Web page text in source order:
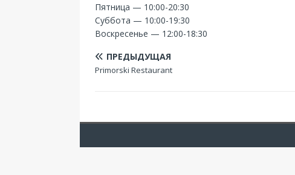
Пятница — 10:00-20:30
Суббота — 10:00-19:30
Воскресенье — 12:00-18:30
ПРЕДЫДУЩАЯ
Primorski Restaurant